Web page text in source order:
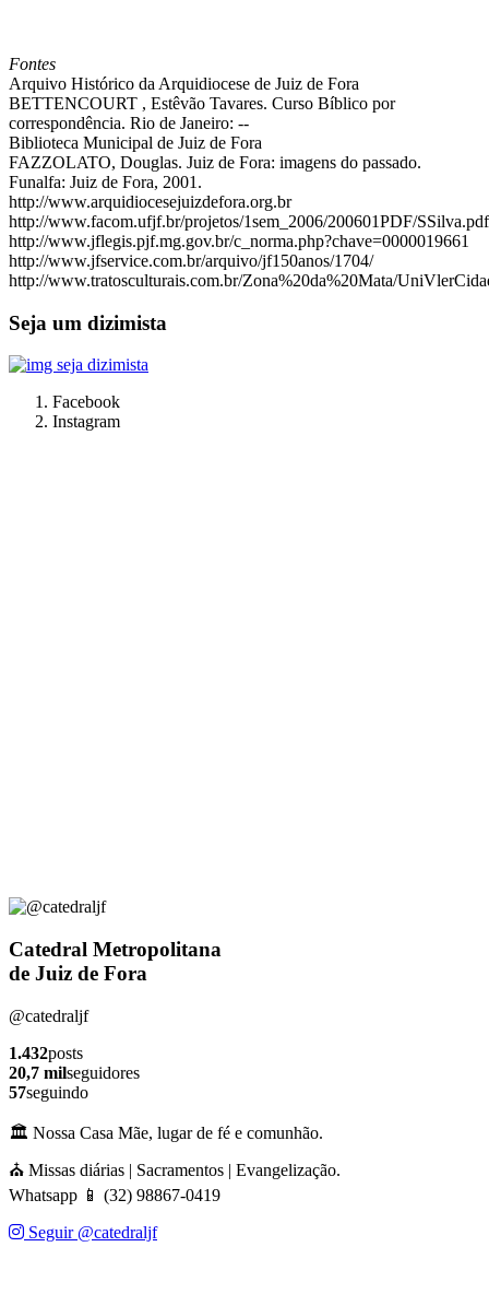
Fontes
Arquivo Histórico da Arquidiocese de Juiz de Fora
BETTENCOURT , Estêvão Tavares. Curso Bíblico por
correspondência. Rio de Janeiro: --
Biblioteca Municipal de Juiz de Fora
FAZZOLATO, Douglas. Juiz de Fora: imagens do passado.
Funalfa: Juiz de Fora, 2001.
http://www.arquidiocesejuizdefora.org.br
http://www.facom.ufjf.br/projetos/1sem_2006/200601PDF/SSilva.pdf
http://www.jflegis.pjf.mg.gov.br/c_norma.php?chave=0000019661
http://www.jfservice.com.br/arquivo/jf150anos/1704/
http://www.tratosculturais.com.br/Zona%20da%20Mata/
Seja um dizimista
Facebook
Instagram
Catedral Metropolitana
de Juiz de Fora
@catedraljf
1.432posts
20,7 milseguidores
57seguindo
🏛️ Nossa Casa Mãe, lugar de fé e comunhão.
⛪ Missas diárias | Sacramentos | Evangelização.
Whatsapp 📱 (32) 98867-0419
Seguir @catedraljf